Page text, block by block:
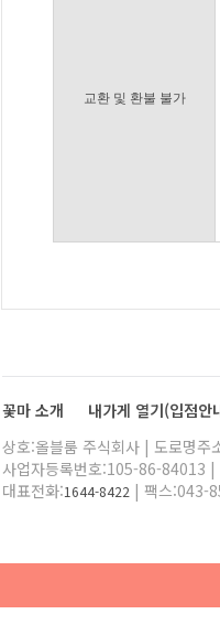
교환 및 환불 불가
꽃마 소개 내가게 열기(입점안
상호:올블룸 주식회사 | 도로명
사업자등록번호:105-86-84013
대표전화:1644-8422 | 팩스:043-